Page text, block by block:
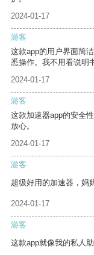
2024-01-17
游客
这款app的用户界面简
悉操作。我不用看说明
2024-01-17
游客
这款加速器app的安全
放心。
2024-01-17
游客
超级好用的加速器，妈
2024-01-17
游客
这款app就像我的私人